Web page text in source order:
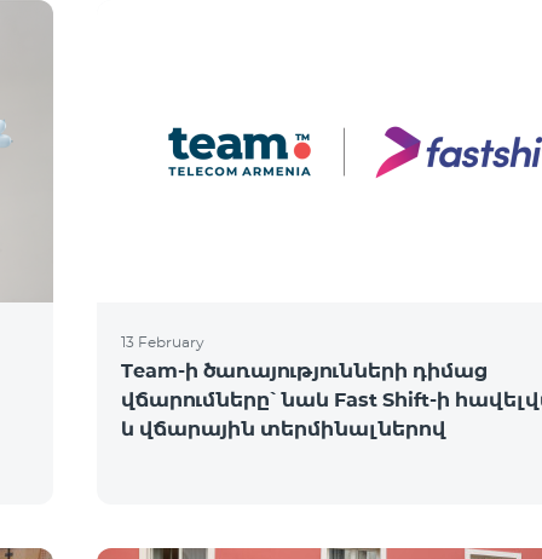
13 February
Team-ի ծառայությունների դիմաց
վճարումները՝ նաև Fast Shift-ի
և վճարային տերմինալներով